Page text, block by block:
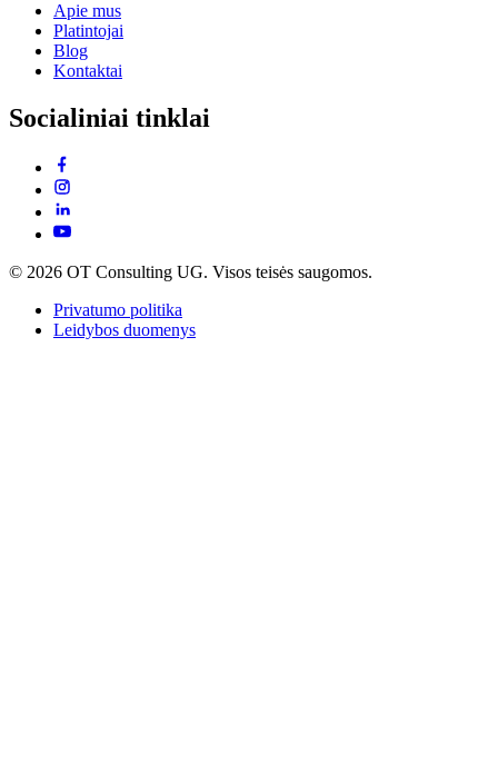
Apie mus
Platintojai
Blog
Kontaktai
Socialiniai tinklai
© 2026 OT Consulting UG. Visos teisės saugomos.
Privatumo politika
Leidybos duomenys